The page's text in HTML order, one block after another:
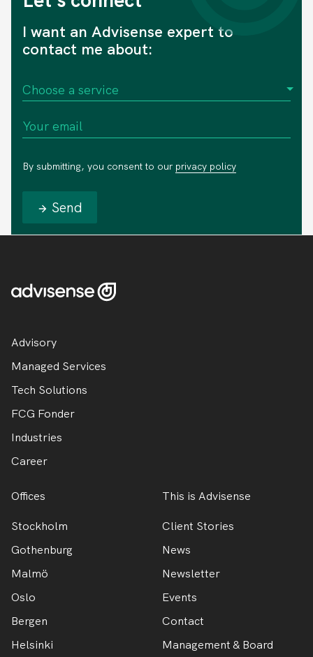
I want an Advisense expert to
contact me about:
By submitting, you consent to our privacy policy
Send
Advisory
Managed Services
Tech Solutions
FCG Fonder
Industries
Career
Offices
Stockholm
Gothenburg
Malmö
Oslo
Bergen
Helsinki
This is Advisense
Client Stories
News
Newsletter
Events
Contact
Management & Board